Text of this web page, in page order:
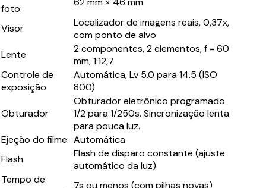
foto:
Visor
Localizador de imagens reais, 0,37x,
com ponto de alvo
Lente
2 componentes, 2 elementos, f = 60
mm, 1:12,7
Controle de
exposição
Automática, Lv 5.0 para 14.5 (ISO
800)
Obturador
Obturador eletrônico programado
1/2 para 1/250s. Sincronização lenta
para pouca luz.
Ejeção do filme: Automática
Flash
Flash de disparo constante (ajuste
automático da luz)
Tempo de
7s ou menos (com pilhas novas)